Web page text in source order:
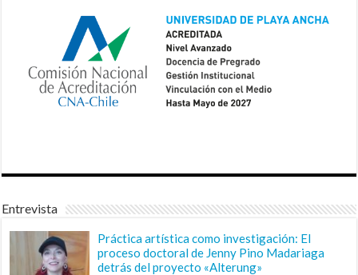
Entrevista
Práctica artística como investigación: El
proceso doctoral de Jenny Pino Madariaga
detrás del proyecto «Alterung»